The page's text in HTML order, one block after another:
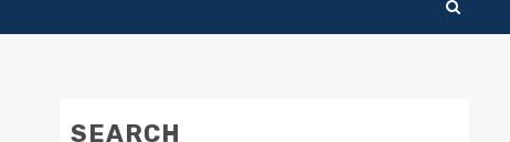
SEARCH